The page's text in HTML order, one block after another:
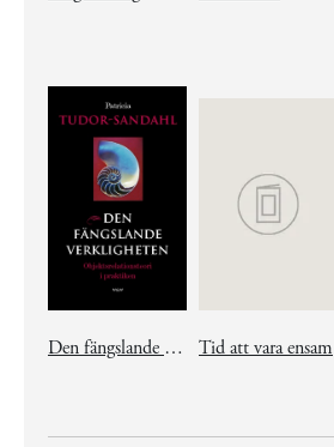
Den fängslande verkligheten Tid att vara ensam